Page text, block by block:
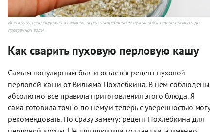
Всю крупу, производимую из ячменя, перед употреблением нужно обязательно промыть до
прозрачной воды
Как сварить пуховую перловую кашу
Самым популярным был и остается рецепт пуховой
перловой каши от Вильяма Похлебкина. В нем соблюдены
абсолютно все правила приготовления этого блюда. Я
сама готовила точно по нему и теперь с уверенностью могу
рекомендовать. Но сразу замечу: рецепт Похлебкина для